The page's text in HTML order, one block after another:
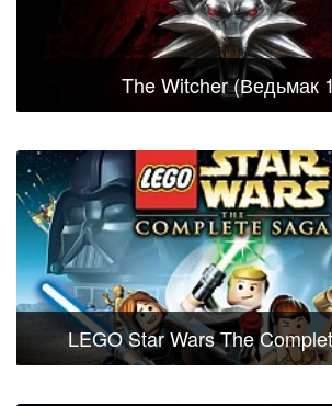
The Witcher (Ведьмак
LEGO Star Wars The